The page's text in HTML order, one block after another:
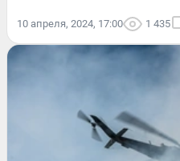
10 апреля, 2024, 17:00 1 435